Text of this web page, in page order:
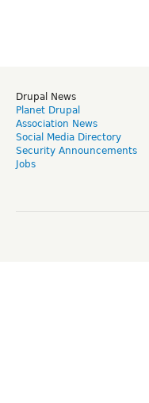
Drupal News
Planet Drupal
Association News
Social Media Directory
Security Announcements
Jobs